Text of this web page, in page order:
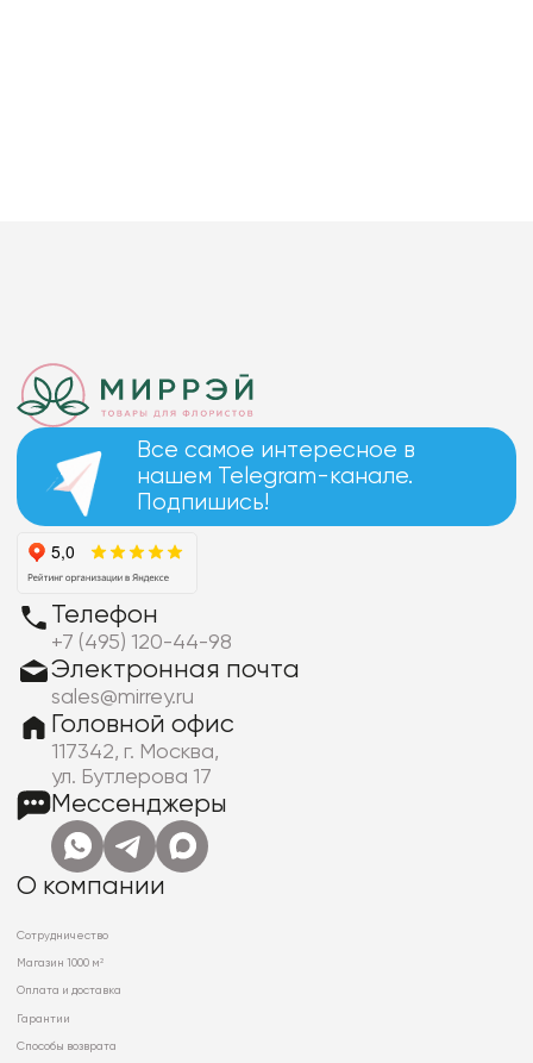
Все самое интересное в
нашем Telegram-канале.
Подпишись!
Телефон
+7 (495) 120-44-98
Электронная почта
sales@mirrey.ru
Головной офис
117342, г. Москва,
ул. Бутлерова 17
Мессенджеры
О компании
Сотрудничество
Магазин 1000 м²
Оплата и доставка
Гарантии
Способы возврата